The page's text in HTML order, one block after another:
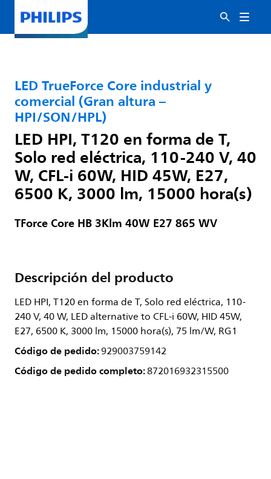
LED TrueForce Core industrial y
comercial (Gran altura –
HPI/SON/HPL)
LED HPI, T120 en forma de T,
Solo red eléctrica, 110-240 V, 40
W, CFL-i 60W, HID 45W, E27,
6500 K, 3000 lm, 15000 hora(s)
TForce Core HB 3Klm 40W E27 865 WV
Descripción del producto
LED HPI, T120 en forma de T, Solo red eléctrica, 110-
240 V, 40 W, LED alternative to CFL-i 60W, HID 45W,
E27, 6500 K, 3000 lm, 15000 hora(s), 75 lm/W, RG1
Código de pedido:929003759142
Código de pedido completo:872016932315500